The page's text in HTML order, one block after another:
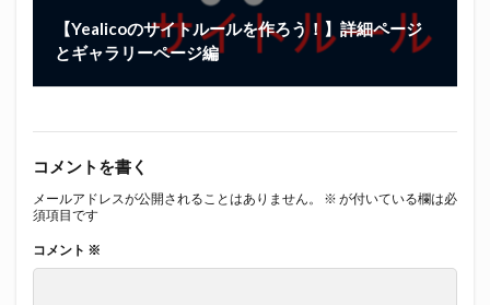
【Yealicoのサイトルールを作ろう！】詳細ページ
とギャラリーページ編
コメントを書く
メールアドレスが公開されることはありません。 ※ が付いている欄は必
須項目です
コメント ※